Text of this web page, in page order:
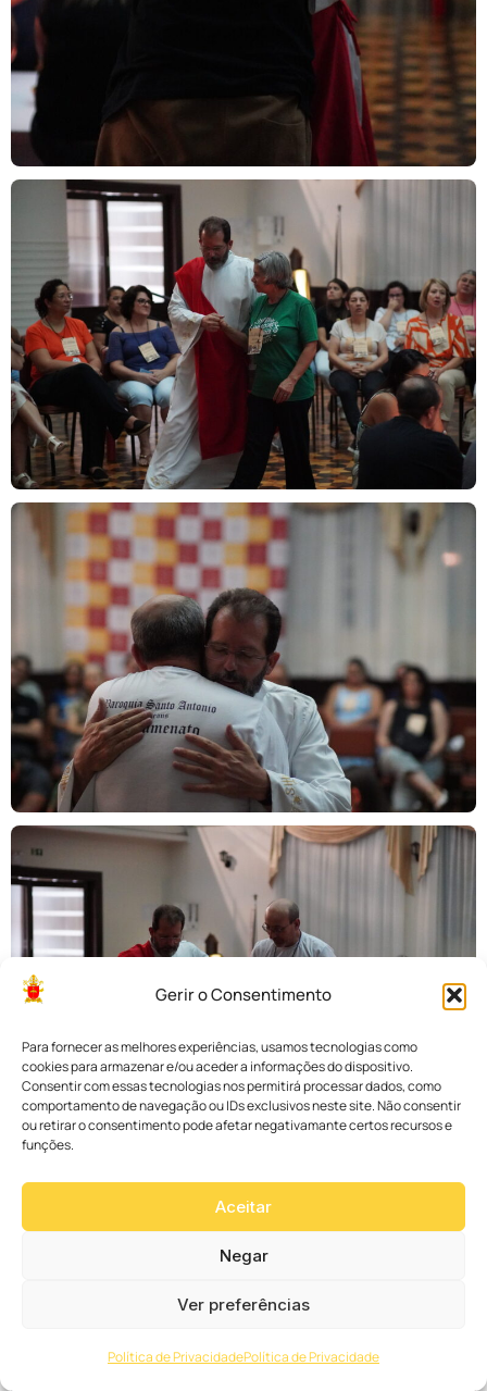
Gerir o Consentimento
Para fornecer as melhores experiências, usamos tecnologias como
cookies para armazenar e/ou aceder a informações do dispositivo.
Consentir com essas tecnologias nos permitirá processar dados, como
comportamento de navegação ou IDs exclusivos neste site. Não consentir
ou retirar o consentimento pode afetar negativamante certos recursos e
funções.
Aceitar
Negar
Ver preferências
Política de PrivacidadePolítica de Privacidade